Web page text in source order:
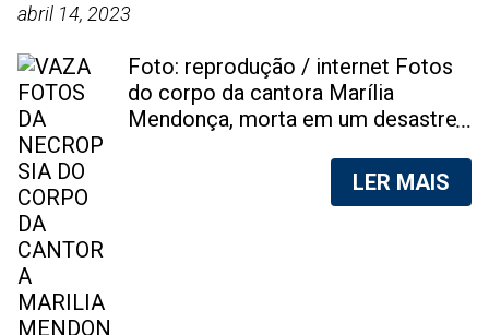
abril 14, 2023
Foto: reprodução / internet Fotos
do corpo da cantora Marília
Mendonça, morta em um desastre
foram vazadas na internet. A
divulgação de fotos do corpo de
LER MAIS